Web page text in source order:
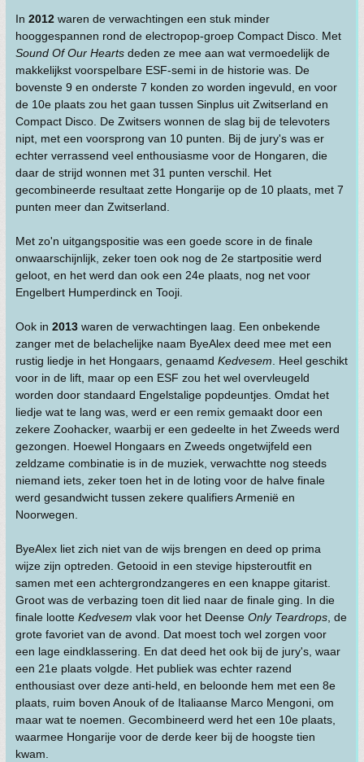
In 2012 waren de verwachtingen een stuk minder
hooggespannen rond de electropop-groep Compact Disco. Met
Sound Of Our Hearts deden ze mee aan wat vermoedelijk de
makkelijkst voorspelbare ESF-semi in de historie was. De
bovenste 9 en onderste 7 konden zo worden ingevuld, en voor
de 10e plaats zou het gaan tussen Sinplus uit Zwitserland en
Compact Disco. De Zwitsers wonnen de slag bij de televoters
nipt, met een voorsprong van 10 punten. Bij de jury's was er
echter verrassend veel enthousiasme voor de Hongaren, die
daar de strijd wonnen met 31 punten verschil. Het
gecombineerde resultaat zette Hongarije op de 10 plaats, met 7
punten meer dan Zwitserland.
Met zo'n uitgangspositie was een goede score in de finale
onwaarschijnlijk, zeker toen ook nog de 2e startpositie werd
geloot, en het werd dan ook een 24e plaats, nog net voor
Engelbert Humperdinck en Tooji.
Ook in 2013 waren de verwachtingen laag. Een onbekende
zanger met de belachelijke naam ByeAlex deed mee met een
rustig liedje in het Hongaars, genaamd Kedvesem . Heel geschikt
voor in de lift, maar op een ESF zou het wel overvleugeld
worden door standaard Engelstalige popdeuntjes. Omdat het
liedje wat te lang was, werd er een remix gemaakt door een
zekere Zoohacker, waarbij er een gedeelte in het Zweeds werd
gezongen. Hoewel Hongaars en Zweeds ongetwijfeld een
zeldzame combinatie is in de muziek, verwachtte nog steeds
niemand iets, zeker toen het in de loting voor de halve finale
werd gesandwicht tussen zekere qualifiers Armenië en
Noorwegen.
ByeAlex liet zich niet van de wijs brengen en deed op prima
wijze zijn optreden. Getooid in een stevige hipsteroutfit en
samen met een achtergrondzangeres en een knappe gitarist.
Groot was de verbazing toen dit lied naar de finale ging. In die
finale lootte Kedvesem vlak voor het Deense Only Teardrops , de
grote favoriet van de avond. Dat moest toch wel zorgen voor
een lage eindklassering. En dat deed het ook bij de jury's, waar
een 21e plaats volgde. Het publiek was echter razend
enthousiast over deze anti-held, en beloonde hem met een 8e
plaats, ruim boven Anouk of de Italiaanse Marco Mengoni, om
maar wat te noemen. Gecombineerd werd het een 10e plaats,
waarmee Hongarije voor de derde keer bij de hoogste tien
kwam.